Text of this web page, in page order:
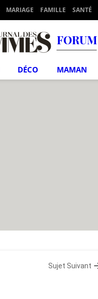
MARIAGE FAMILLE SANTÉ
FORUM
DÉCO MAMAN
Sujet Suivant